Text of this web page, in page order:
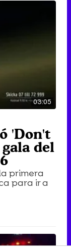
03:05
'Don't
del
primera
para ir a